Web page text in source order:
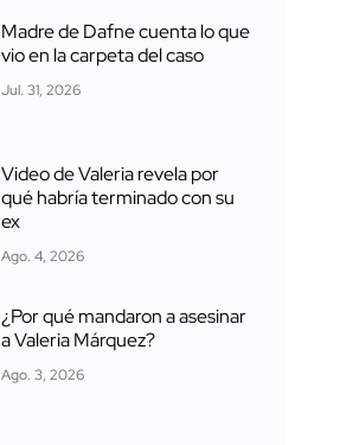
Madre de Dafne cuenta lo que
vio en la carpeta del caso
Jul. 31, 2026
Video de Valeria revela por
qué habría terminado con su
ex
Ago. 4, 2026
¿Por qué mandaron a asesinar
a Valeria Márquez?
Ago. 3, 2026